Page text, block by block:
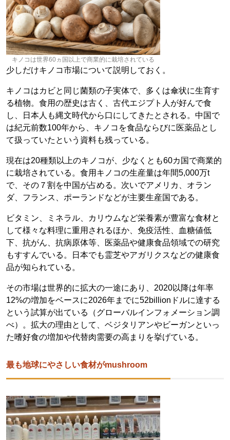
キノコは世界60ヵ国以上で商業的に栽培されている
少しだけキノコ市場について説明しておく。
キノコはカビと同じ菌類の子実体で、多くは傘状に生育す
る植物。食用の歴史は古く、古代エジプト人が好んで食
し、日本人も縄文時代から口にしてきたとされる。中国で
は紀元前数100年から、キノコを食品ならびに医薬品とし
て扱っていたという資料も残っている。
現在は20種類以上のキノコが、少なくとも60カ国で商業的
に栽培されている。食用キノコの生産量は年間5,000万t
で、その７割を中国が占める。次いでアメリカ、オラン
ダ、フランス、ポーランドなどが主要生産国である。
ビタミン、ミネラル、カリウムなど栄養素が豊富な食材と
して様々な料理に重用されるほか、免疫活性、血糖値低
下、抗がん、抗病原体等、医薬品や健康食品領域での研究
もすすんでいる。日本でも霊芝やアガリクスなどの健康食
品が知られている。
その市場は世界的に拡大の一途にあり、2020以降は年率
12%の増加をベースに2026年までに52billionドルに達する
という試算が出ている（グローバルインフォメーション調
べ）。拡大の理由として、ベジタリアンやビーガンといっ
た嗜好食の増加や代替肉需要の高まりを挙げている。
最も地球にやさしい食材がmushroom